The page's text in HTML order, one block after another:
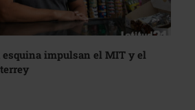
impulsan el MIT y el